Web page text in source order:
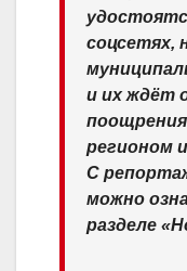
соцсетях,
и их ждёт
регионом
С
можно
разделе